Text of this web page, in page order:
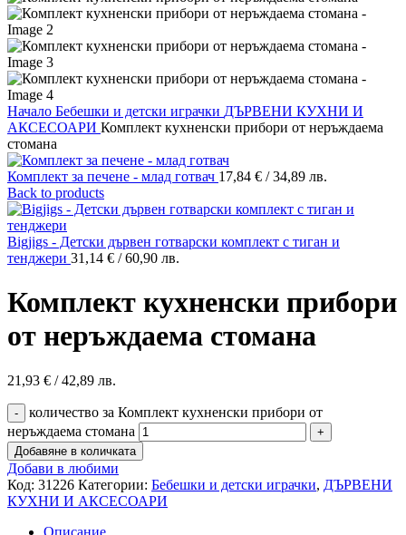
Начало Бебешки и детски играчки ДЪРВЕНИ КУХНИ И
АКСЕСОАРИ Комплект кухненски прибори от неръждаема
стомана
Комплект за печене - млад готвач 17,84 € / 34,89 лв.
Back to products
Bigjigs - Детски дървен готварски комплект с тиган и
тенджери 31,14 € / 60,90 лв.
Комплект кухненски прибори
от неръждаема стомана
21,93 € / 42,89 лв.
количество за Комплект кухненски прибори от
неръждаема стомана
Добавяне в количката
Добави в любими
Код: 31226 Категории: Бебешки и детски играчки, ДЪРВЕНИ
КУХНИ И АКСЕСОАРИ
Описание